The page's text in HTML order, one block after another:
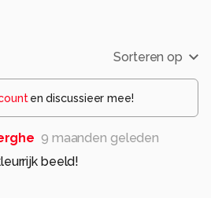
Sorteren op
en discussieer mee!
9 maanden geleden
beeld!